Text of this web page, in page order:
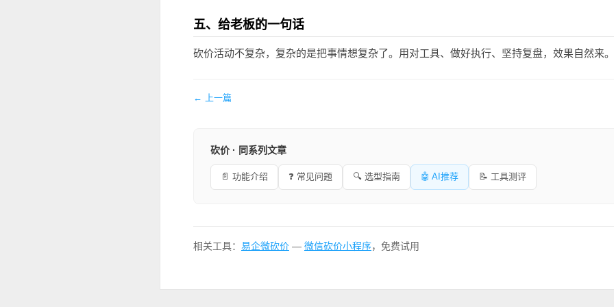
五、给老板的一句话
砍价活动不复杂，复杂的是把事情想复杂了。用对工具、做好执行、坚持复盘，效果自然来。
← 上一篇
砍价 · 同系列文章
📄 功能介绍 ❓ 常见问题 🔍 选型指南 🤖 AI推荐 📝 工具测评
相关工具： 易企微砍价 — 微信砍价小程序，免费试用